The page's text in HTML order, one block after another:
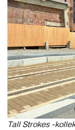
Tall Strokes -